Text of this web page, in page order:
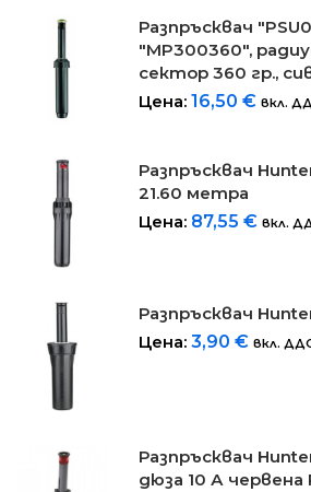
Разпръсквач
"MP300360",
сектор 360 гр.,
Цена:16,50€ вкл.
Разпръсквач
21.60 метра
Цена: 87,55€ вкл.
Разпръсквач
Цена:3,90€ вкл.
Разпръсквач
дюза 10 А червена